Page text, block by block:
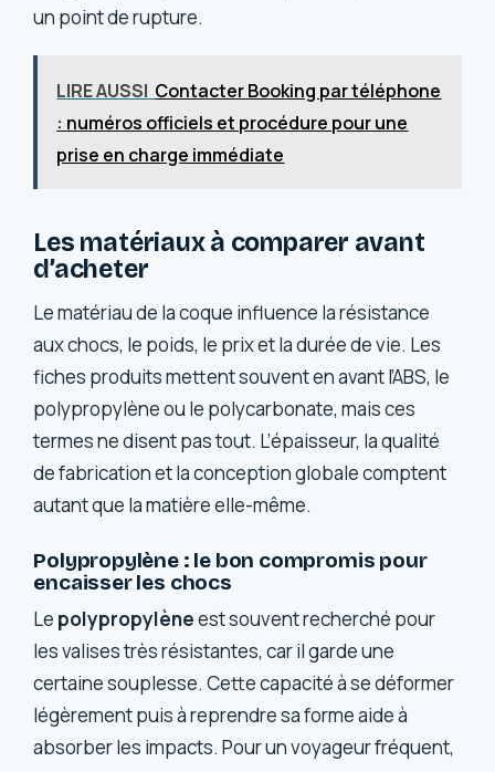
un point de rupture.
LIRE AUSSI Contacter Booking par téléphone
: numéros officiels et procédure pour une
prise en charge immédiate
Les matériaux à comparer avant
d’acheter
Le matériau de la coque influence la résistance
aux chocs, le poids, le prix et la durée de vie. Les
fiches produits mettent souvent en avant l’ABS, le
polypropylène ou le polycarbonate, mais ces
termes ne disent pas tout. L’épaisseur, la qualité
de fabrication et la conception globale comptent
autant que la matière elle-même.
Polypropylène : le bon compromis pour
encaisser les chocs
Le polypropylèneest souvent recherché pour
les valises très résistantes, car il garde une
certaine souplesse. Cette capacité à se déformer
légèrement puis à reprendre sa forme aide à
absorber les impacts. Pour un voyageur fréquent,